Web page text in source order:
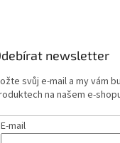
newsletter
svůj e-mail a my vám
na našem e-
E-mail